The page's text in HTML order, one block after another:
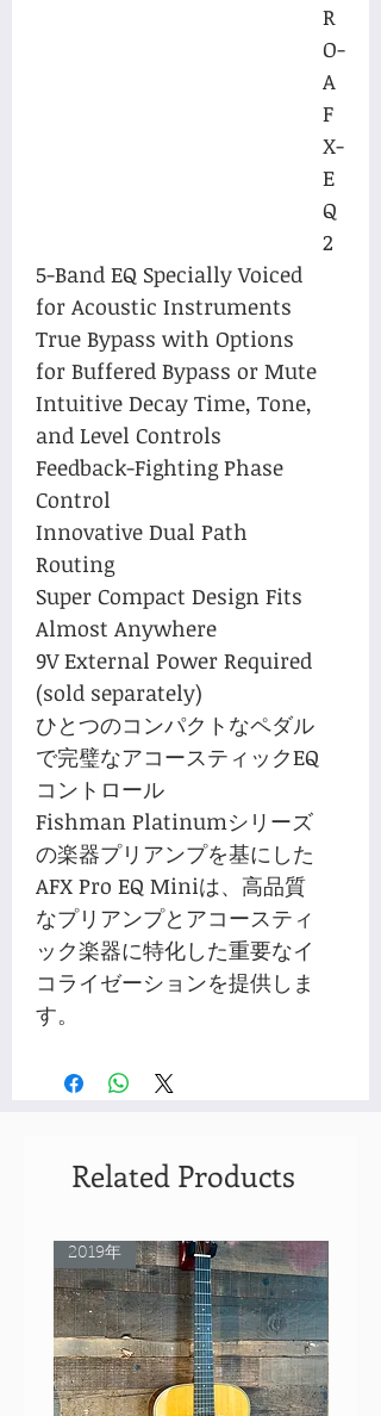
R
O-
A
F
X-
E
Q
2
5-Band EQ Specially Voiced
for Acoustic Instruments
True Bypass with Options
for Buffered Bypass or Mute
Intuitive Decay Time, Tone,
and Level Controls
Feedback-Fighting Phase
Control
Innovative Dual Path
Routing
Super Compact Design Fits
Almost Anywhere
9V External Power Required
(sold separately)
ひとつのコンパクトなペダル
で完璧なアコースティックEQ
コントロール
Fishman Platinumシリーズ
の楽器プリアンプを基にした
AFX Pro EQ Miniは、高品質
なプリアンプとアコースティ
ック楽器に特化した重要なイ
コライゼーションを提供しま
す。
Related Products
2019年